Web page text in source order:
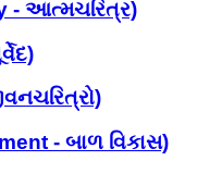
- આત્મચરિત્ર)
- બાળ વિકાસ)